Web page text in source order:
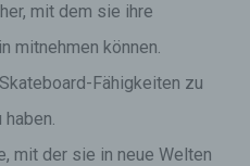
mit dem sie ihre
mitnehmen können.
Fähigkeiten zu
mit der sie in neue Welten